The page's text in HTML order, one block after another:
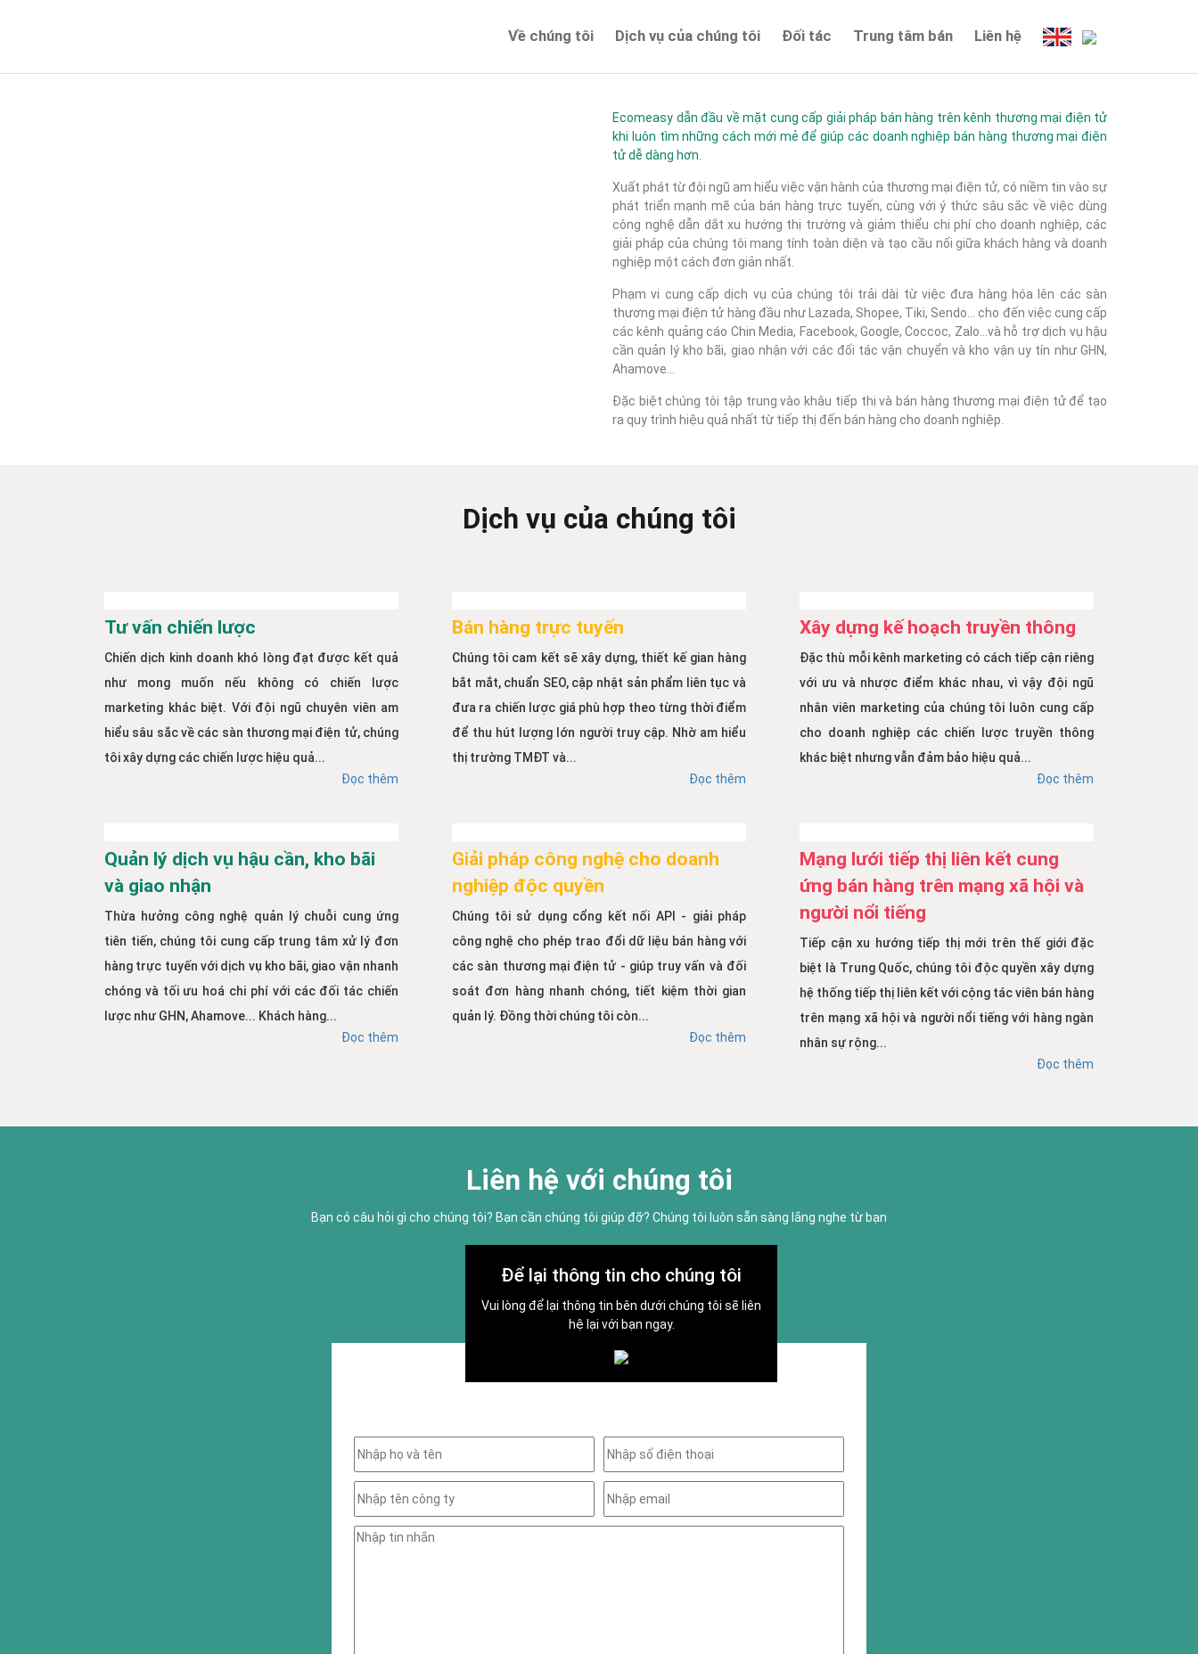
Về chúng tôi Dịch vụ của chúng tôi Đối tác Trung tâm bán Liên hệ
Về chúng tôi
Ecomeasy dẫn đầu về mặt cung cấp giải pháp bán hàng trên kênh thương mại điện tử
khi luôn tìm những cách mới mẻ để giúp các doanh nghiệp bán hàng thương mại điện
tử dễ dàng hơn.
Xuất phát từ đội ngũ am hiểu việc vận hành của thương mại điện tử, có niềm tin vào sự
phát triển mạnh mẽ của bán hàng trực tuyến, cùng với ý thức sâu sắc về việc dùng
công nghệ dẫn dắt xu hướng thị trường và giảm thiểu chi phí cho doanh nghiệp, các
giải pháp của chúng tôi mang tính toàn diện và tạo cầu nối giữa khách hàng và doanh
nghiệp một cách đơn giản nhất.
Phạm vi cung cấp dịch vụ của chúng tôi trải dài từ việc đưa hàng hóa lên các sàn
thương mại điện tử hàng đầu như Lazada, Shopee, Tiki, Sendo... cho đến việc cung cấp
các kênh quảng cáo Chin Media, Facebook, Google, Coccoc, Zalo...và hỗ trợ dịch vụ hậu
cần quản lý kho bãi, giao nhận với các đối tác vận chuyển và kho vận uy tín như GHN,
Ahamove...
Đặc biệt chúng tôi tập trung vào khâu tiếp thị và bán hàng thương mại điện tử để tạo
ra quy trình hiệu quả nhất từ tiếp thị đến bán hàng cho doanh nghiệp.
Dịch vụ của chúng tôi
Tư vấn chiến lược
Chiến dịch kinh doanh khó lòng đạt được kết quả
như mong muốn nếu không có chiến lược
marketing khác biệt. Với đội ngũ chuyên viên am
hiểu sâu sắc về các sàn thương mại điện tử, chúng
tôi xây dựng các chiến lược hiệu quả...
Đọc thêm
Bán hàng trực tuyến
Chúng tôi cam kết sẽ xây dựng, thiết kế gian hàng
bắt mắt, chuẩn SEO, cập nhật sản phẩm liên tục và
đưa ra chiến lược giá phù hợp theo từng thời điểm
để thu hút lượng lớn người truy cập. Nhờ am hiểu
thị trường TMĐT và...
Đọc thêm
Xây dựng kế hoạch truyền thông
Đặc thù mỗi kênh marketing có cách tiếp cận riêng
với ưu và nhược điểm khác nhau, vì vậy đội ngũ
nhân viên marketing của chúng tôi luôn cung cấp
cho doanh nghiệp các chiến lược truyền thông
khác biệt nhưng vẫn đảm bảo hiệu quả...
Đọc thêm
Quản lý dịch vụ hậu cần, kho bãi
và giao nhận
Thừa hưởng công nghệ quản lý chuỗi cung ứng
tiên tiến, chúng tôi cung cấp trung tâm xử lý đơn
hàng trực tuyến với dịch vụ kho bãi, giao vận nhanh
chóng và tối ưu hoá chi phí với các đối tác chiến
lược như GHN, Ahamove... Khách hàng...
Đọc thêm
Giải pháp công nghệ cho doanh
nghiệp độc quyền
Chúng tôi sử dụng cổng kết nối API - giải pháp
công nghệ cho phép trao đổi dữ liệu bán hàng với
các sàn thương mại điện tử - giúp truy vấn và đối
soát đơn hàng nhanh chóng, tiết kiệm thời gian
quản lý. Đồng thời chúng tôi còn...
Đọc thêm
Mạng lưới tiếp thị liên kết cung
ứng bán hàng trên mạng xã hội và
người nổi tiếng
Tiếp cận xu hướng tiếp thị mới trên thế giới đặc
biệt là Trung Quốc, chúng tôi độc quyền xây dựng
hệ thống tiếp thị liên kết với cộng tác viên bán hàng
trên mạng xã hội và người nổi tiếng với hàng ngàn
nhân sự rộng...
Đọc thêm
Liên hệ với chúng tôi
Bạn có câu hỏi gì cho chúng tôi? Bạn cần chúng tôi giúp đỡ? Chúng tôi luôn sẵn sàng lắng nghe từ bạn
Để lại thông tin cho chúng tôi
Vui lòng để lại thông tin bên dưới chúng tôi sẽ liên
hệ lại với bạn ngay.